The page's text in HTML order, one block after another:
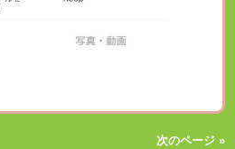
次のページ »